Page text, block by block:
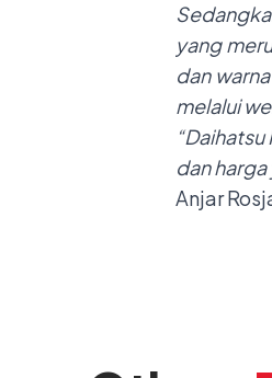
yang
dan
melalui
dan
Anjar